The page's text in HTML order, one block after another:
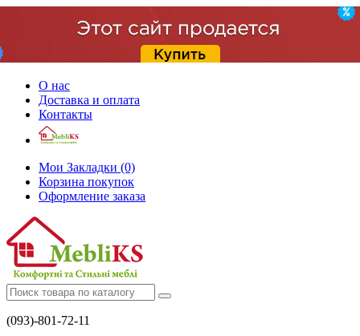
О нас
Доставка и оплата
Контакты
Мои Закладки (0)
Корзина покупок
Оформление заказа
(093)-801-72-11